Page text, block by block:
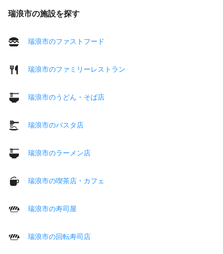
瑞浪市の施設を探す
瑞浪市のファストフード
瑞浪市のファミリーレストラン
瑞浪市のうどん・そば店
瑞浪市のパスタ店
瑞浪市のラーメン店
瑞浪市の喫茶店・カフェ
瑞浪市の寿司屋
瑞浪市の回転寿司店